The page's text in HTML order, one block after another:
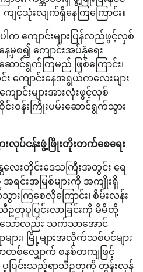
ျင့်သုံးလျက်ရှိနေကြကြောင်း။
ကျောင်းများပြန်လည်ဖွင့်လှစ်
မှစ၍ ကျောင်းအပ်နှံရေး
ာင်ရွက်ကြမည် ဖြစ်ကြောင်း၊
ကျောင်းနေအရွယ်ကလေးများ
ျောင်းများအားလုံးဖွင့်လှစ်
းဝန်းကြိုးပမ်းဆောင်ရွက်သွား
ားလုပ်ငန်းဖွံ့ဖြိုးတိုးတက်စေရေး
လေးတိုင်းဒေသကြီးအတွင်း ရေ
ရင်းအမြစ်များကို အကျိုးရှိ
းကြစေလိုကြောင်း၊ စိမ်းလန်း
တုပူပြင်းလာခြင်းကို မိမိတို့
င်သော်လည်း သက်သာအောင်
ျား၊ မြို့များအလိုက်သစ်ပင်များ
ာတစ်လျှောက် စနစ်တကျဖြင့်
င့် ပူပြင်းသည့်ရာသီဥတုကို တွန်းလှန်